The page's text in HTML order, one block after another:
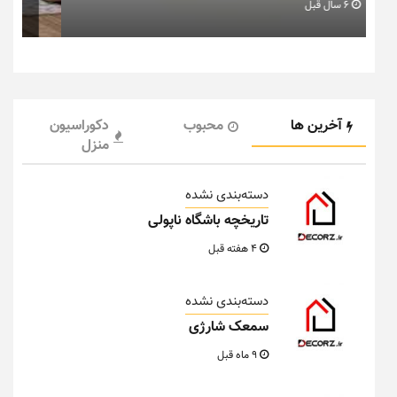
6 سال قبل
آخرین ها محبوب
دکوراسیون
منزل
دسته‌بندی نشده
تاریخچه باشگاه ناپولی
دسته‌بندی نشده
سمعک شارژی